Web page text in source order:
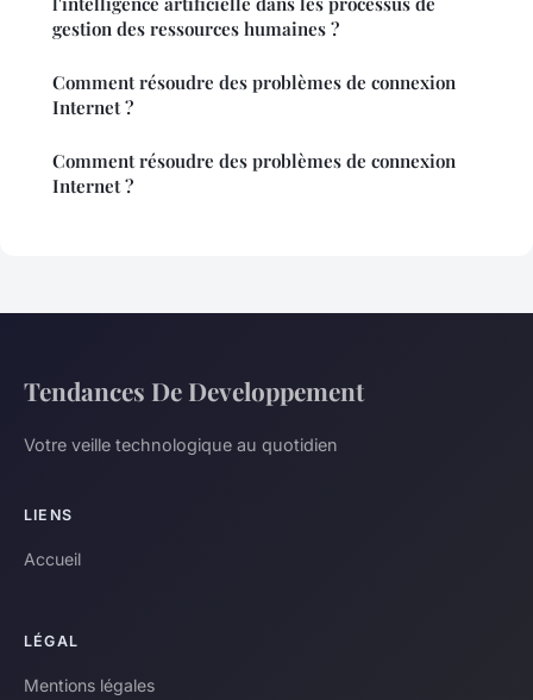
gestion des ressources humaines ?
Comment résoudre des problèmes de connexion
Internet ?
Comment résoudre des problèmes de connexion
Internet ?
Tendances De Developpement
Votre veille technologique au quotidien
LIENS
Accueil
LÉGAL
Mentions légales